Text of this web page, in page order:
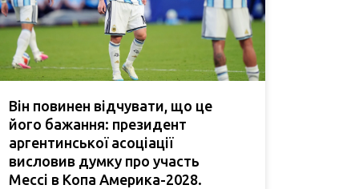
Він повинен відчувати, що це
його бажання: президент
аргентинської асоціації
висловив думку про участь
Мессі в Копа Америка-2028.